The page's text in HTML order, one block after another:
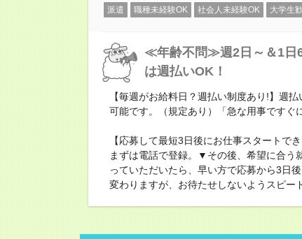
派遣 職種未経験OK 社会人未経験OK 大学生
≪年齢不問≫週2日～＆1日
は週払いOK！
【毎週がお給料日？週払い制度あり!】週
可能です。（規定あり）「急な用事ですぐ
【応募して最短3日後にお仕事スタート
まずは電話で登録。▼その後、希望に合う
っていただいたら、早い方で応募から3日
変わりますが、お待たせしないようスピー